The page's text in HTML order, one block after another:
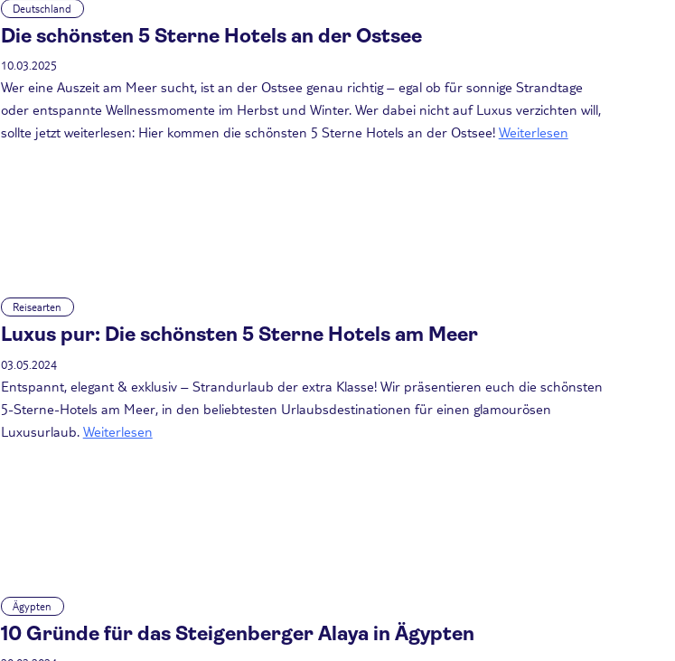
Deutschland
Die schönsten 5 Sterne Hotels an der Ostsee
10.03.2025
Wer eine Auszeit am Meer sucht, ist an der Ostsee genau richtig – egal ob für sonnige Strandtage
oder entspannte Wellnessmomente im Herbst und Winter. Wer dabei nicht auf Luxus verzichten will,
sollte jetzt weiterlesen: Hier kommen die schönsten 5 Sterne Hotels an der Ostsee! Weiterlesen
Reisearten
Luxus pur: Die schönsten 5 Sterne Hotels am Meer
03.05.2024
Entspannt, elegant & exklusiv – Strandurlaub der extra Klasse! Wir präsentieren euch die schönsten
5-Sterne-Hotels am Meer, in den beliebtesten Urlaubsdestinationen für einen glamourösen
Luxusurlaub. Weiterlesen
Ägypten
10 Gründe für das Steigenberger Alaya in Ägypten